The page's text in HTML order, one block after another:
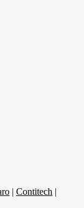
| Contitech |